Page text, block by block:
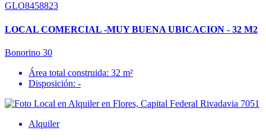
GLO8458823
LOCAL COMERCIAL -MUY BUENA UBICACION - 32 M2
Bonorino 30
Área total construida: 32 m²
Disposición: -
Alquiler